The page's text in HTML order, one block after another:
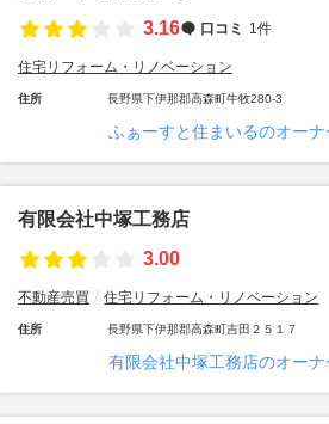
3.16
口コミ 1件
住宅リフォーム・リノベーション
住所 長野県下伊那郡高森町牛牧280-3
ふぁーすと住まいるのオーナ
有限会社中塚工務店
3.00
不動産売買 住宅リフォーム・リノベーション
住所 長野県下伊那郡高森町吉田２５１７
有限会社中塚工務店のオーナ